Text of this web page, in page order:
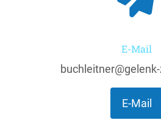
E-Mail
E-Mail